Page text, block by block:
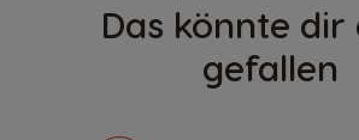
Das könnte dir
gefallen